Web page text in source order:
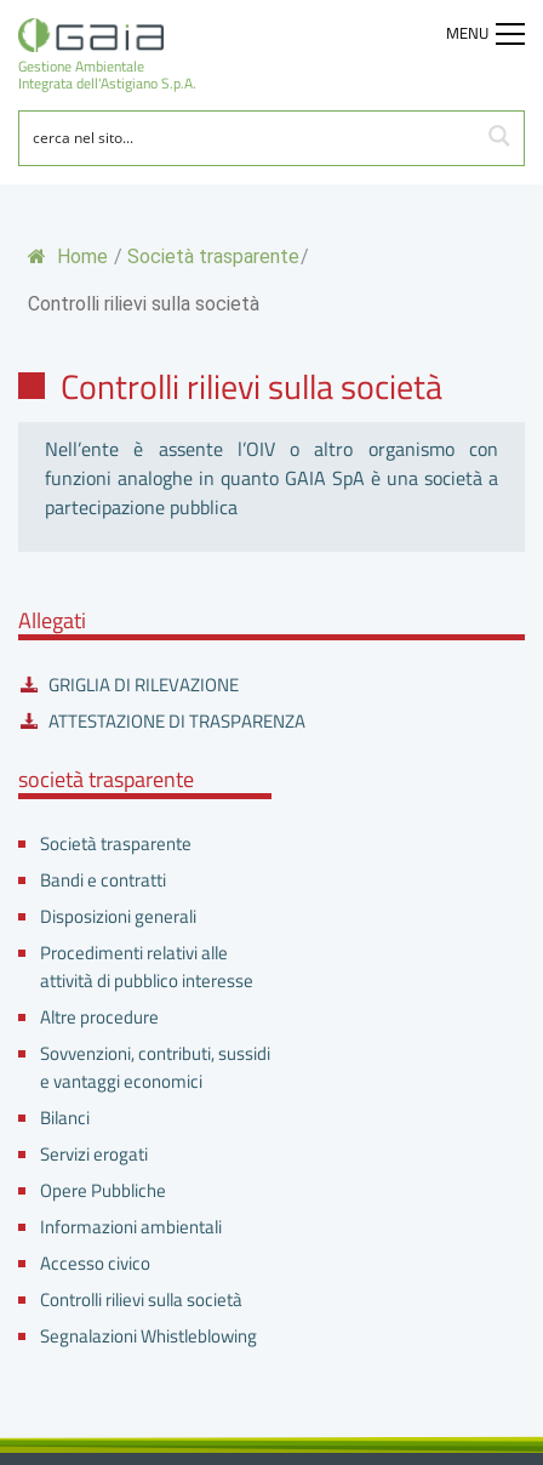
Gestione Ambientale
Integrata dell'Astigiano S.p.A.
MENU
Home / Società trasparente/
Controlli rilievi sulla società
Controlli rilievi sulla società
Nell’ente è assente l’OIV o altro organismo con
funzioni analoghe in quanto GAIA SpA è una società a
partecipazione pubblica
Allegati
GRIGLIA DI RILEVAZIONE
ATTESTAZIONE DI TRASPARENZA
società trasparente
Società trasparente
Bandi e contratti
Disposizioni generali
Procedimenti relativi alle
attività di pubblico interesse
Altre procedure
Sovvenzioni, contributi, sussidi
e vantaggi economici
Bilanci
Servizi erogati
Opere Pubbliche
Informazioni ambientali
Accesso civico
Controlli rilievi sulla società
Segnalazioni Whistleblowing